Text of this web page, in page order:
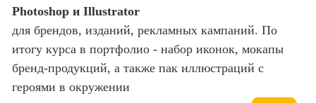
Школа психологии
Школа актерского
мастерства
Интернет-
Профессия
маркетингу в
Photoshop и Illustrator
для брендов, изданий, рекламных кампаний. По
итогу курса в портфолио - набор иконок, мокапы
бренд-продукций, а также пак иллюстраций с
героями в окружении